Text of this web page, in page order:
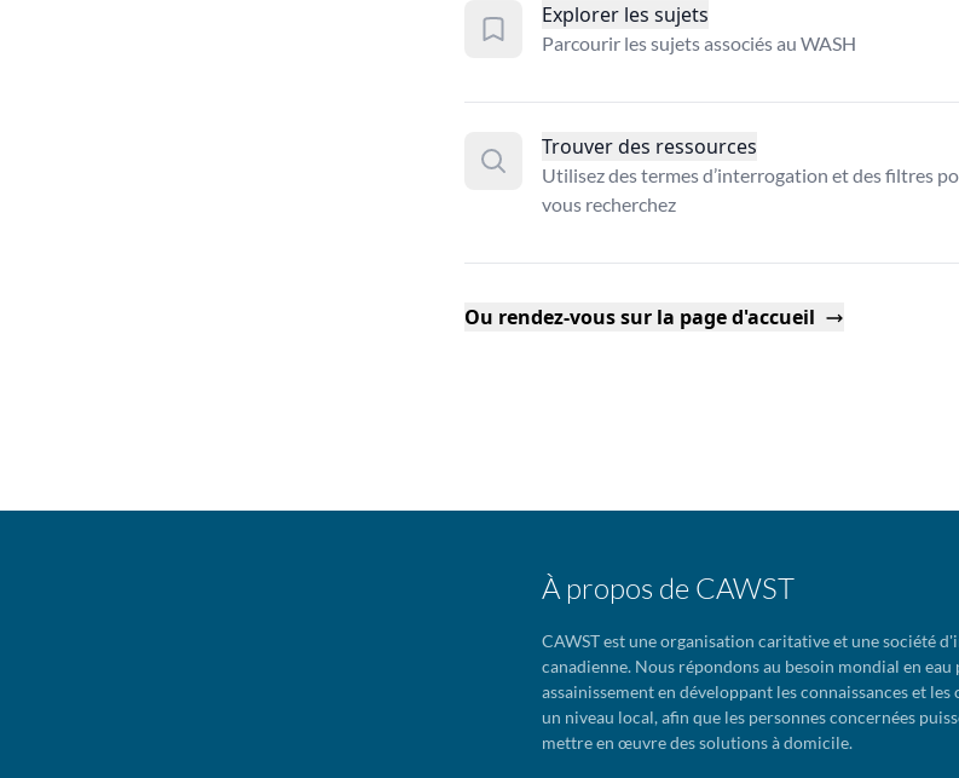
Explorer les sujets
Parcourir les sujets associés au WASH
Trouver des ressources
Utilisez des termes d’interrogation et des filtres
vous recherchez
Ou rendez-vous sur la page d'accueil
À propos de CAWST
CAWST est une organisation caritative et une société
canadienne. Nous répondons au besoin mondial en eau
assainissement en développant les connaissances et les
un niveau local, afin que les personnes concernées
mettre en œuvre des solutions à domicile.